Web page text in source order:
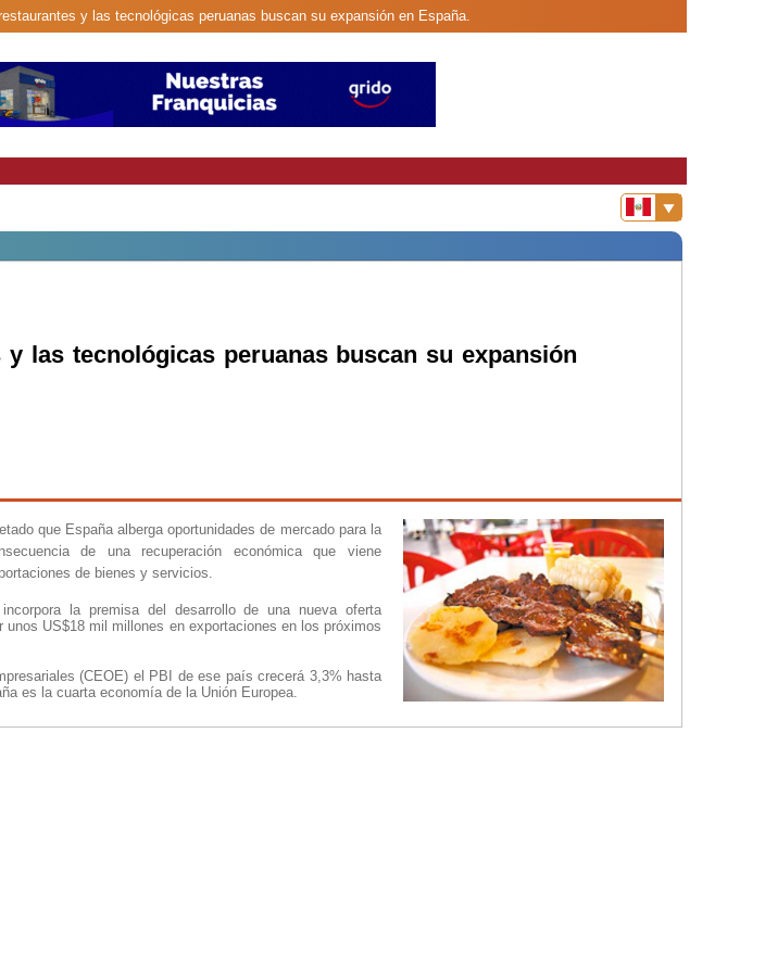
y las tecnológicas peruanas buscan su expansión en España.
las tecnológicas peruanas buscan su expansión
que España alberga oportunidades de mercado para la
de una recuperación económica que viene
de bienes y servicios.
la premisa del desarrollo de una nueva oferta
US$18 mil millones en exportaciones en los próximos
(CEOE) el PBI de ese país crecerá 3,3% hasta
es la cuarta economía de la Unión Europea.